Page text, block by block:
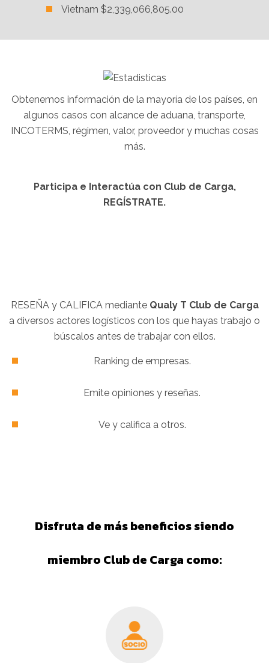
Vietnam $2,339,066,805.00
Obtenemos información de la mayoría de los países, en
algunos casos con alcance de aduana, transporte,
INCOTERMS, régimen, valor, proveedor y muchas cosas
más.
Participa e Interactúa con Club de Carga,
REGÍSTRATE.
RESEÑA y CALIFICA mediante Qualy T Club de Carga
a diversos actores logísticos con los que hayas trabajo o
búscalos antes de trabajar con ellos.
Ranking de empresas.
Emite opiniones y reseñas.
Ve y califica a otros.
Disfruta de más beneficios siendo
miembro Club de Carga como: